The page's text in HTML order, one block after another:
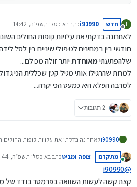
I
מנותק
חדש i90990כתב בא כסלו תשפ״ה, 14:42
נערך לאחרונה על ידי
לאחרונה בדקתי את עלויות קופות החולים
חודשי בין במחירים לטיפולי שיניים בין לסל
שלהפתעתימאוחדתיותר זולה מכולם...
למרות שהרגילו אותי מגיל קטן שכללית הכי
למרבה הפלא היא כמעט הכי יקרה...
2 תגובות
I
i90990לאחרונה בדקתי את עלויות קופות החולים
חודשי בין במחירים לטיפולי שיניים בין
שלהפתעתימאוחדתיותר זולה מכולם...
למרבה הפלא היא כמעט הכי יקרה...
מחובר
מתקדם צופה ומביטכתב בא כסלו תשפ״ה, 14:44
נערך לאחרונה על ידי
@
i90990
קצת קשה לעשות השוואה בפרמטר בודד של